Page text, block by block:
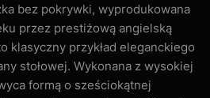
bez pokrywki, wyprodukowana
przez prestiżową angielską
klasyczny przykład eleganckiego
stołowej. Wykonana z wysokiej
formą o sześciokątnej